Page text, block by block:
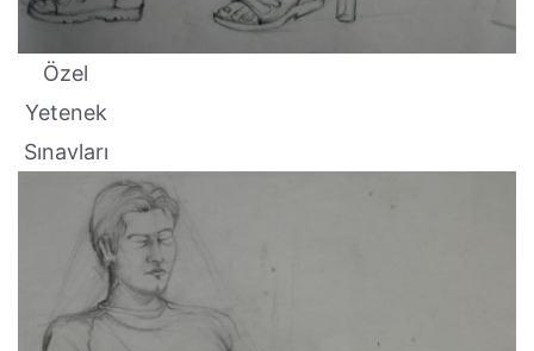
Özel
Yetenek
Sınavları